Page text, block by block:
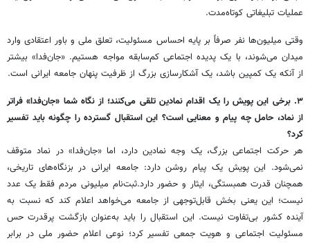
عملیات تبلیغاتی کوتاه‌مدت.
وقتی میلیون‌ها نفر صرفاً بر پایه احساس مسئولیت، تعلق ملی و باور اعتقادی وارد
میدان می‌شوند، با یک پدیده اجتماعی کم‌سابقه مواجه هستیم. «جان‌فدا» بیشتر
از آنکه یک کمپین باشد، یک آشکارسازی بزرگ از ظرفیت پنهان جامعه ایرانی است.
۳. برخی این پویش را یک اقدام نمادین تلقی می‌کنند؛ از نگاه شما «جان‌فدا» فراتر
از نماد، حامل چه پیام و معنایی است؟ این استقبال گسترده را چگونه باید تفسیر
کرد؟
هر حرکت اجتماعی بزرگ، یک وجه نمادین دارد، اما «جان‌فدا» در نماد متوقف
نمی‌شود. این پویش یک پیام روشن دارد: جامعه ایرانی در بزنگاه‌های تاریخی،
همچنان قدرت همبستگی، ایثار و حضور دارد.ثبت‌نام میلیونی مردم فقط یک عدد
نیست؛ این یعنی بخش قابل‌توجهی از جامعه می‌خواهد اعلام کند که نسبت به
آینده کشور بی‌تفاوت نیست. این استقبال را باید به‌عنوان بازگشت پرقدرت حس
مسئولیت اجتماعی و هویت جمعی تفسیر کرد؛ نوعی اعلام حضور ملی در برابر